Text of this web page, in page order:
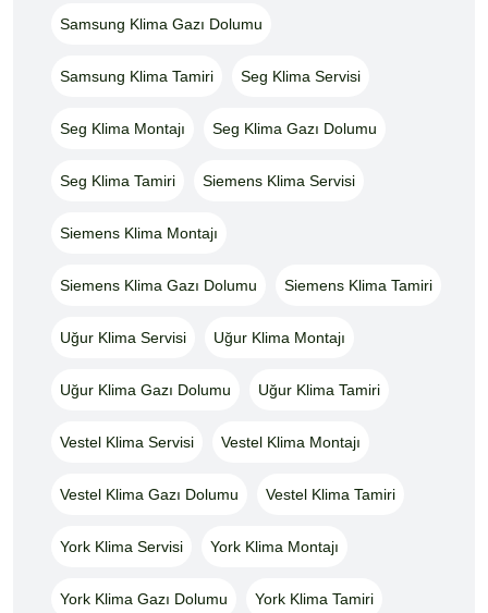
Samsung Klima Gazı Dolumu
Samsung Klima Tamiri Seg Klima Servisi
Seg Klima Montajı Seg Klima Gazı Dolumu
Seg Klima Tamiri Siemens Klima Servisi
Siemens Klima Montajı
Siemens Klima Gazı Dolumu Siemens Klima Tamiri
Uğur Klima Servisi Uğur Klima Montajı
Uğur Klima Gazı Dolumu Uğur Klima Tamiri
Vestel Klima Servisi Vestel Klima Montajı
Vestel Klima Gazı Dolumu Vestel Klima Tamiri
York Klima Servisi York Klima Montajı
York Klima Gazı Dolumu York Klima Tamiri